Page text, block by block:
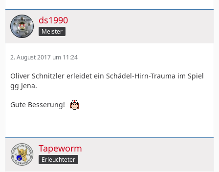
ds1990
Meister
2. August 2017 um 11:24
Oliver Schnitzler erleidet ein Schädel-Hirn-Trauma im Spiel
gg Jena.
Gute Besserung!
Tapeworm
Erleuchteter